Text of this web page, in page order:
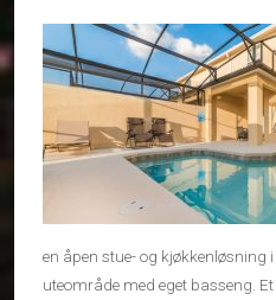
en åpen stue- og kjøkkenløsning
uteområde med eget basseng.